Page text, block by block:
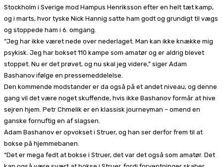
Stockholm i Sverige mod Hampus Henriksson efter en helt tæt kamp,
og i marts, hvor tyske Nick Hannig satte ham godt og grundigt til vægs
og stoppede ham i 6. omgang.
“Jeg har ikke været nede over nederlaget. Man kan ikke knække mig
psykisk. Jeg har bokset 110 kampe som amatør og er aldrig blevet
stoppet. Nu er det prøvet, og nu skal jeg videre,” siger Adam
Bashanov ifølge en pressemeddelelse.
Den kommende modstander er da også på et andet niveau, og denne
gang vil det være noget skuffende, hvis ikke Bashanov formår at hive
sejren hjem. Petr Chmelik er en klassisk journeyman – omend en
ganske fornuftig en af slagsen.
Adam Bashanov er opvokset i Struer, og han ser derfor frem til at
bokse på hjemmebanen.
“Det er mega fedt at bokse i Struer, det var det også som amatør. Det